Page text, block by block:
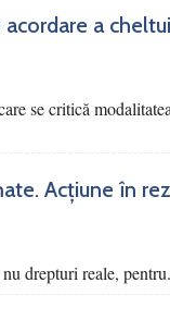
acordare a
se critică
Acțiune în
drepturi reale,